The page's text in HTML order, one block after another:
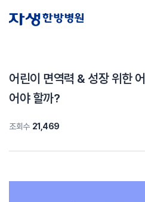
#추나요법
어린이 면역력 & 성장 위한
어야 할까?
조회수 21,469